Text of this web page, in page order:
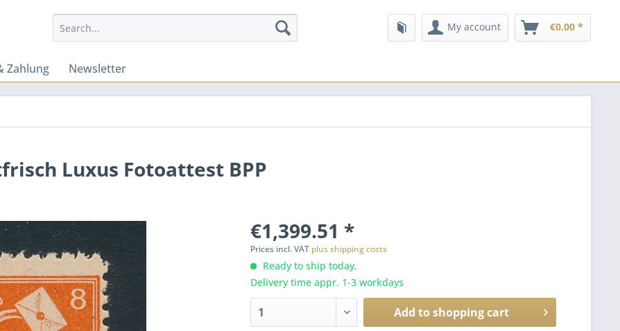
My account €0.00 *
Zahlung Newsletter
Luxus Fotoattest BPP
€1,399.51 *
Prices incl. VAT plus shipping costs
Ready to ship today,
Delivery time appr. 1-3 workdays
Add toshopping cart